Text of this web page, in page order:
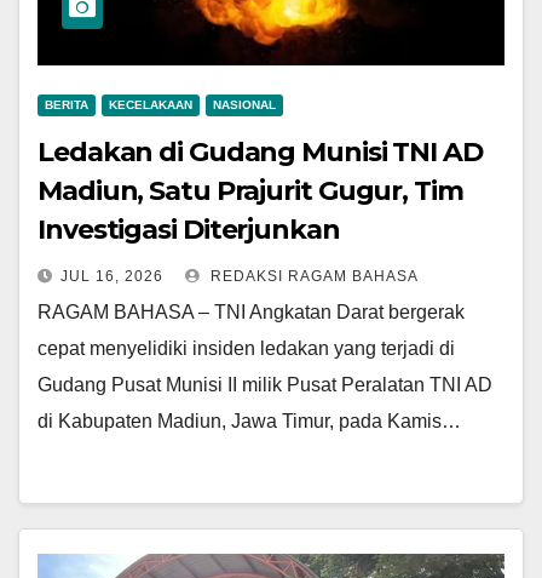
BERITA KECELAKAAN NASIONAL
Ledakan di Gudang Munisi TNI AD
Madiun, Satu Prajurit Gugur, Tim
Investigasi Diterjunkan
JUL 16, 2026 REDAKSI RAGAM BAHASA
RAGAM BAHASA – TNI Angkatan Darat bergerak
cepat menyelidiki insiden ledakan yang terjadi di
Gudang Pusat Munisi II milik Pusat Peralatan TNI AD
di Kabupaten Madiun, Jawa Timur, pada Kamis…